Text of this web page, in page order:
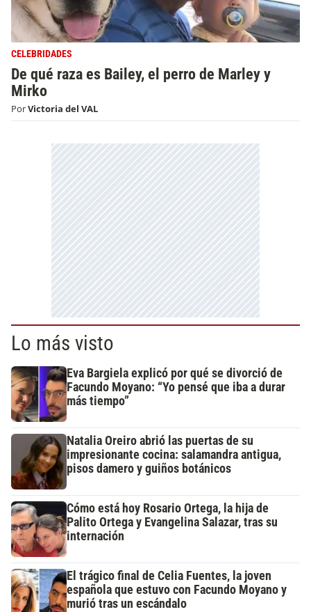
CELEBRIDADES
De qué raza es Bailey, el perro de Marley y
Mirko
PorVictoria del VAL
Lo más visto
Eva Bargiela explicó por qué se divorció de
Facundo Moyano: “Yo pensé que iba a durar
más tiempo”
Natalia Oreiro abrió las puertas de su
impresionante cocina: salamandra antigua,
pisos damero y guiños botánicos
Cómo está hoy Rosario Ortega, la hija de
Palito Ortega y Evangelina Salazar, tras su
internación
El trágico final de Celia Fuentes, la joven
española que estuvo con Facundo Moyano y
murió tras un escándalo